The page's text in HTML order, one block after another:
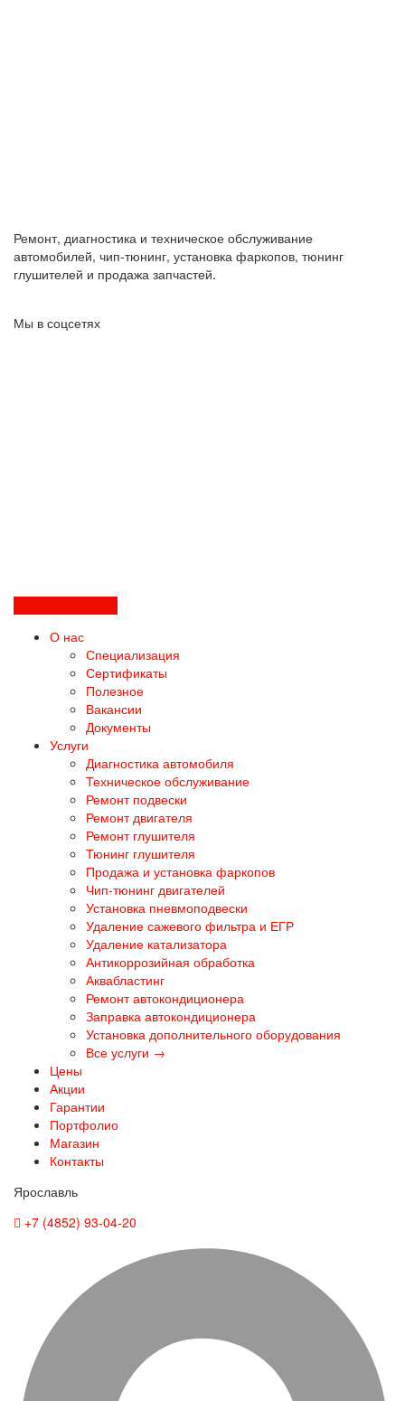
Ремонт, диагностика и техническое обслуживание
автомобилей, чип-тюнинг, установка фаркопов, тюнинг
глушителей и продажа запчастей.
Мы в соцсетях
О нас
Специализация
Сертификаты
Полезное
Вакансии
Документы
Услуги
Диагностика автомобиля
Техническое обслуживание
Ремонт подвески
Ремонт двигателя
Ремонт глушителя
Тюнинг глушителя
Продажа и установка фаркопов
Чип-тюнинг двигателей
Установка пневмоподвески
Удаление сажевого фильтра и ЕГР
Удаление катализатора
Антикоррозийная обработка
Аквабластинг
Ремонт автокондиционера
Заправка автокондиционера
Установка дополнительного оборудования
Все услуги →
Цены
Акции
Гарантии
Портфолио
Магазин
Контакты
Ярославль
+7 (4852) 93-04-20